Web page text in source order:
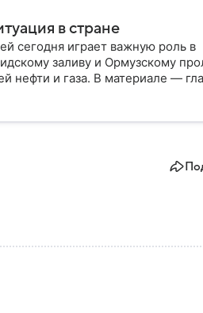
в стране
сегодня играет важную роль в
заливу и Ормузскому
нефти и газа. В материале —